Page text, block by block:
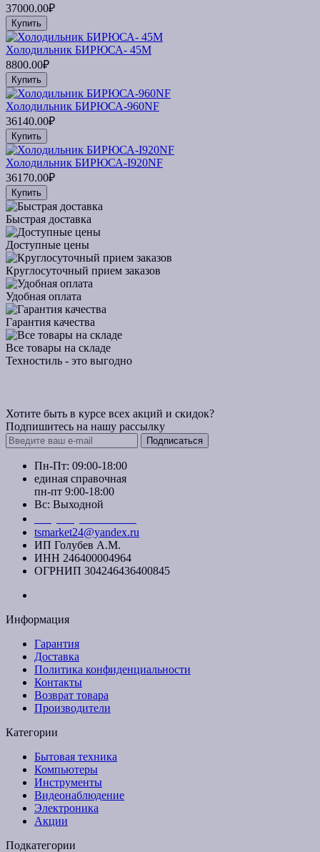
37000.00₽
Купить
Холодильник БИРЮСА- 45М
8800.00₽
Купить
Холодильник БИРЮСА-960NF
36140.00₽
Купить
Холодильник БИРЮСА-I920NF
36170.00₽
Купить
Быстрая доставка
Доступные цены
Круглосуточный прием заказов
Удобная оплата
Гарантия качества
Все товары на складе
Техностиль - это выгодно
Хотите быть в курсе всех акций и скидок?
Подпишитесь на нашу рассылку
Подписаться
Пн-Пт: 09:00-18:00
единая справочная
пн-пт 9:00-18:00
Вс: Выходной
tsmarket24@yandex.ru
ИП Голубев А.М.
ИНН 246400004964
ОГРНИП 304246436400845
Информация
Гарантия
Доставка
Политика конфиденциальности
Контакты
Возврат товара
Производители
Категории
Бытовая техника
Компьютеры
Инструменты
Видеонаблюдение
Электроника
Акции
Подкатегории